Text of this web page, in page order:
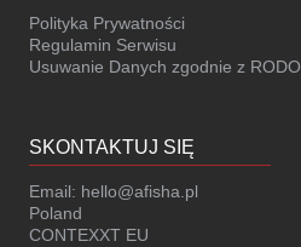
Polityka Prywatności
Regulamin Serwisu
Usuwanie Danych zgodnie z RODO
SKONTAKTUJ SIĘ
Email: hello@afisha.pl
Poland
CONTEXXT EU